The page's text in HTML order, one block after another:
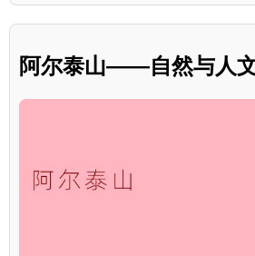
阿尔泰山——自然与人